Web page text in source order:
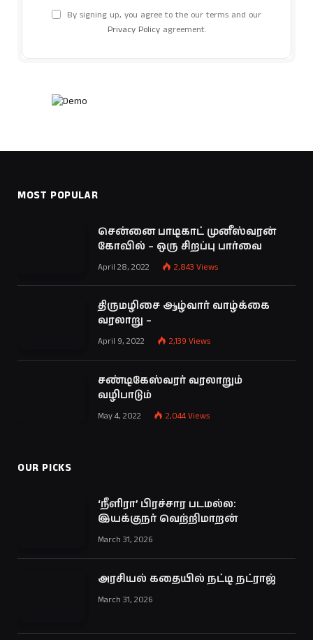
By signing up, you agree to the our terms and our
Privacy Policyagreement.
MOST POPULAR
சென்னை பாடிகாட் முனீஸ்வரன்
கோவில் – ஒரு சிறப்பு பார்வை
April 28, 2022 2,843 Views
திருமழிசை ஆழ்வார் வாழ்க்கை
வரலாறு –
April 9, 2022 2,139 Views
சண்டிகேஸ்வரர் வரலாறும்
வழிபாடும்
May 4, 2022 2,044Views
OUR PICKS
‘நீளிரா’ பிரச்சார படமல்ல:
இயக்குநர் வெற்றிமாறன்
March 31, 2026
அரசியல் கதையில் நட்டி நட்ராஜ்
March 31, 2026